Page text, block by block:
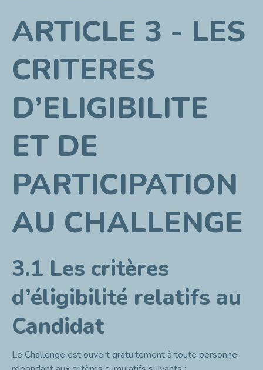
ARTICLE 3 - LES
CRITERES
D’ELIGIBILITE
ET DE
PARTICIPATION
AU CHALLENGE
3.1 Les critères
d’éligibilité relatifs au
Candidat
Le Challenge est ouvert gratuitement à toute personne